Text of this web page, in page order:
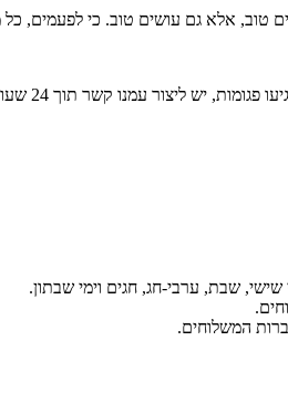
מעבר לטווח זמן זה, לא תינתן אחריות על העדשות.
המשלוחים.